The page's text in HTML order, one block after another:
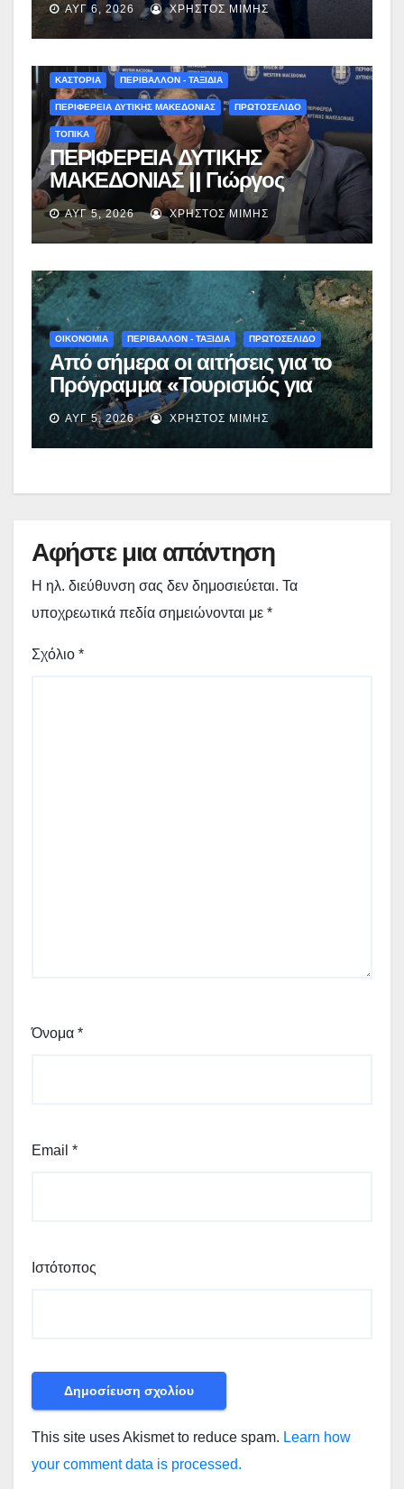
Περιβόλι – Αβδέλλα
ΑΥΓ 6, 2026 ΧΡΉΣΤΟΣ ΜΊΜΗΣ
ΚΑΣΤΟΡΙΑ ΠΕΡΙΒΑΛΛΟΝ - ΤΑΞΙΔΙΑ
ΠΕΡΙΦΕΡΕΙΑ ΔΥΤΙΚΗΣ ΜΑΚΕΔΟΝΙΑΣ ΠΡΩΤΟΣΕΛΙΔΟ
ΤΟΠΙΚΑ
ΠΕΡΙΦΕΡΕΙΑ ΔΥΤΙΚΗΣ
ΜΑΚΕΔΟΝΙΑΣ || Γιώργος
Αμανατίδης για Φράγμα
Νεστορίου: «Η δέσμευσή μας
γίνεται πράξη με εξασφαλισμένη
χρηματοδότηση»
ΑΥΓ 5, 2026 ΧΡΉΣΤΟΣ ΜΊΜΗΣ
ΟΙΚΟΝΟΜΙΑ ΠΕΡΙΒΑΛΛΟΝ - ΤΑΞΙΔΙΑ ΠΡΩΤΟΣΕΛΙΔΟ
Από σήμερα οι αιτήσεις για το
Πρόγραμμα «Τουρισμός για
Όλους 2026-2027» – Πότε λήγει
η προσθεσμία
ΑΥΓ 5, 2026 ΧΡΉΣΤΟΣ ΜΊΜΗΣ
Αφήστε μια απάντηση
Η ηλ. διεύθυνση σας δεν δημοσιεύεται. Τα
υποχρεωτικά πεδία σημειώνονται με *
Σχόλιο *
Όνομα *
Email *
Ιστότοπος
This site uses Akismet to reduce spam. Learn how
your comment data is processed.